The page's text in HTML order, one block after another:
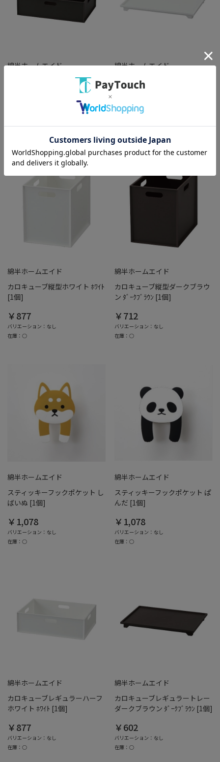
綿半ホームエイド
カロキューブレギュラーハーフ
ダークブラウン ﾀﾞｰｸﾌﾞﾗｳﾝ [1個]
綿半ホームエイド
カロキューブレギュラートレー
ホワイト ﾎﾜｲﾄ [1個]
￥767
綿半ホームエイド
カロキューブ縦型ホワイト ﾎﾜｲﾄ
[1個]
￥877
バリエーション：なし
在庫：○
綿半ホームエイド
カロキューブ縦型ダークブラウ
ン ﾀﾞｰｸﾌﾞﾗｳﾝ [1個]
￥712
バリエーション：なし
在庫：○
綿半ホームエイド
スティッキーフックポケット し
ばいぬ [1個]
￥1,078
バリエーション：なし
在庫：○
綿半ホームエイド
スティッキーフックポケット ぱ
んだ [1個]
￥1,078
バリエーション：なし
在庫：○
綿半ホームエイド
カロキューブレギュラーハーフ
ホワイト ﾎﾜｲﾄ [1個]
￥877
バリエーション：なし
在庫：○
綿半ホームエイド
カロキューブレギュラートレー
ダークブラウン ﾀﾞｰｸﾌﾞﾗｳﾝ [1個]
￥602
バリエーション：なし
在庫：○